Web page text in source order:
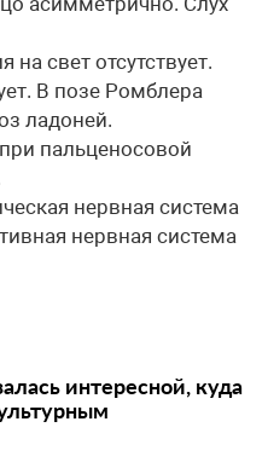
на свет отсутствует.
В позе Ромблера
ладоней.
пальценосовой
нервная система
нервная система
интересной, куда